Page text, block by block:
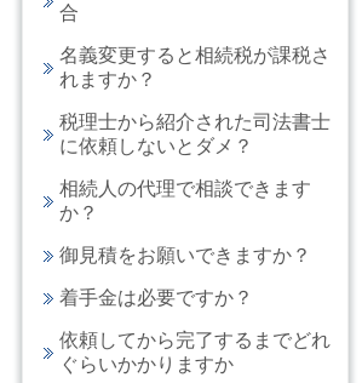
合
名義変更すると相続税が課税さ
れますか？
税理士から紹介された司法書士
に依頼しないとダメ？
相続人の代理で相談できます
か？
御見積をお願いできますか？
着手金は必要ですか？
依頼してから完了するまでどれ
ぐらいかかりますか